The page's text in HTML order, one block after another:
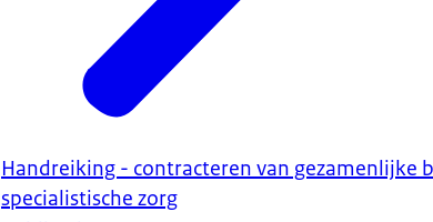
Handreiking - contracteren van gezamenlijke
specialistische zorg